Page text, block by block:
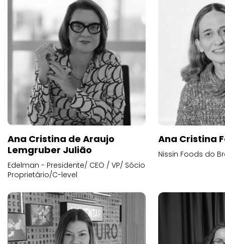
Ana Cristina de Araujo
Lemgruber Julião
Edelman - Presidente/ CEO / VP/ Sócio
Proprietário/C-level
Ana Cristina
Nissin Foods do